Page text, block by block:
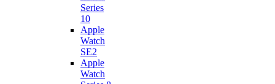
Series
10
Apple
Watch
SE2
Apple
Watch